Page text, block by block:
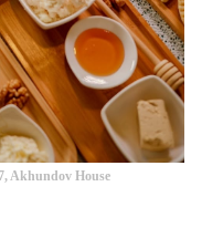
Akhundov House